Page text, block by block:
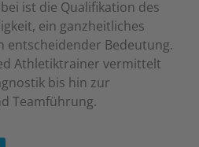
ist die Qualifikation des
ein ganzheitliches
entscheidender Bedeutung.
Athletiktrainer vermittelt
bis hin zur
Teamführung.